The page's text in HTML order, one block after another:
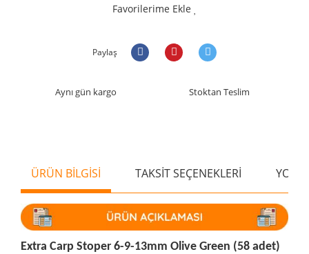
Favorilerime Ekle
Paylaş
Aynı gün kargo Stoktan Teslim
ÜRÜN BİLGİSİ TAKSİT SEÇENEKLERİ
Extra Carp Stoper 6-9-13mm Olive Green (58 adet)